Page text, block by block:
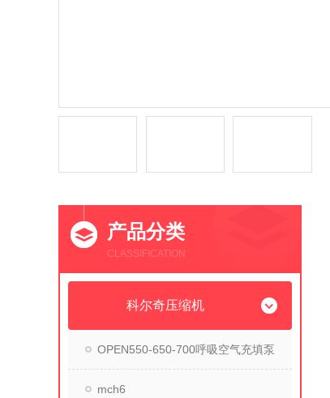
产品分类
CLASSIFICATION
科尔奇压缩机
OPEN550-650-700呼吸空气充填泵
mch6